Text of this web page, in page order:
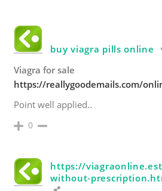
buy viagra pills online
Viagra for sale
https://reallygoodemails.com/
Point well applied..
0
https://
without-